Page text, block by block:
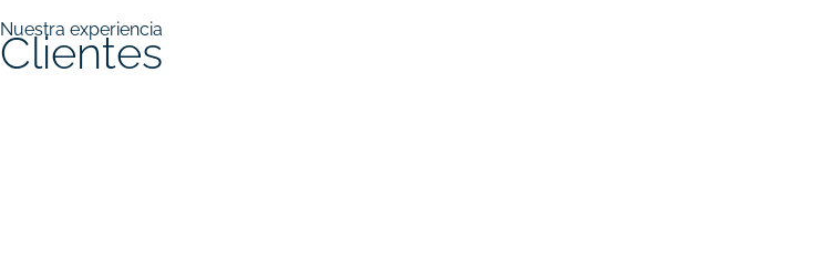
Nuestra experiencia
Clientes